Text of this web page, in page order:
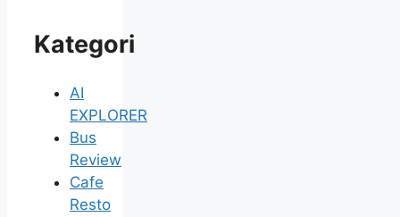
Kategori
AI
EXPLORER
Bus
Review
Cafe
Resto